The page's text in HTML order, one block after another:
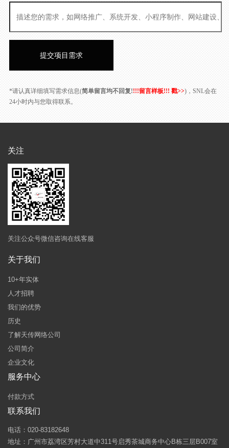
*请认真详细填写需求信息(简单留言均不回复!!!!留言样板!!! 戳>>)，SNL会在
24小时内与您取得联系。
关注
关注公众号微信咨询在线客服
关于我们
10+年实体
人才招聘
我们的优势
历史
了解天传网络公司
公司简介
企业文化
服务中心
付款方式
联系我们
电话：020-83182648
地址：广州市荔湾区芳村大道中311号启秀茶城商务中心B栋三层B007室